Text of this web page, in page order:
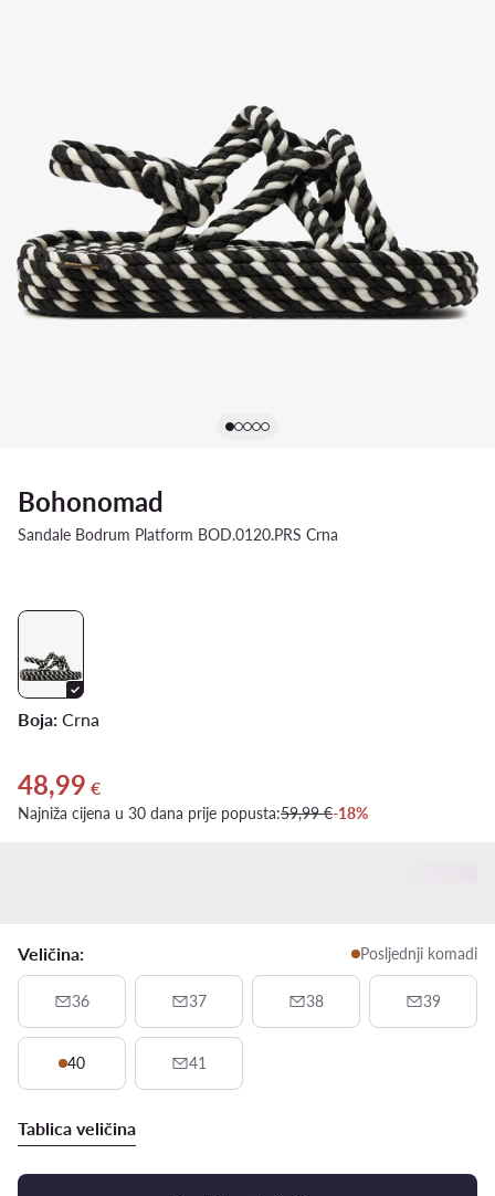
Bohonomad
Sandale Bodrum Platform BOD.0120.PRS Crna
Boja: Crna
Trenutna cijena 48,99 €
48,99 €
Najniža cijena u 30 dana prije popusta:59,99 €-18%
Veličina: Posljednji komadi
36 37 38 39
40 41
Tablica veličina